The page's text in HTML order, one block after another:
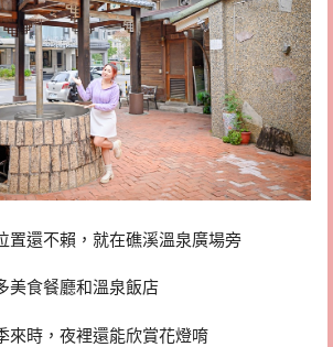
置還不賴，就在礁溪溫泉廣場旁
美食餐廳和溫泉飯店
來時，夜裡還能欣賞花燈唷